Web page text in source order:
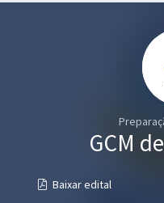
GCM
Baixar edital